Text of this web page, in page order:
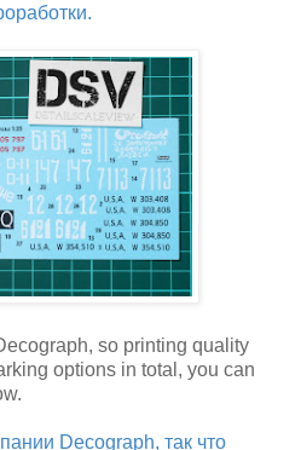
so printing quality
options in total, you can
Decograph, так что